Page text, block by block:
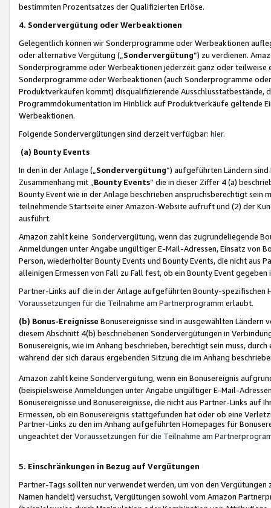
bestimmten Prozentsatzes der Qualifizierten Erlöse.
4. Sondervergütung oder Werbeaktionen
Gelegentlich können wir Sonderprogramme oder Werbeaktionen
oder alternative Vergütung („ Sondervergütung”) zu verdienen.
Sonderprogramme oder Werbeaktionen jederzeit ganz oder
Sonderprogramme oder Werbeaktionen (auch Sonderprogramme
Produktverkäufen kommt) disqualifizierende Ausschlusstatbestände,
Programmdokumentation im Hinblick auf Produktverkäufe geltende
Werbeaktionen.
Folgende Sondervergütungen sind derzeit verfügbar: hier.
(a) Bounty Events
In den in derAnlage („ Sondervergütung“) aufgeführten Ländern
Zusammenhang mit „ Bounty Events“ die in dieser Ziffer 4 (a)
Bounty Event wie in der Anlage beschrieben anspruchsberechtigt sein
teilnehmende Startseite einer Amazon-Website aufruft und (2) der
ausführt.
Amazon zahlt keine Sondervergütung, wenn das zugrundeliegende
Anmeldungen unter Angabe ungültiger E-Mail-Adressen, Einsatz von
Person, wiederholter Bounty Events und Bounty Events, die nicht
alleinigen Ermessen von Fall zu Fall fest, ob ein Bounty Event
Partner-Links auf die in der Anlage aufgeführten Bounty-spezifischen
Voraussetzungen für die Teilnahme am Partnerprogramm erlaubt.
(b) Bonus-Ereignisse Bonusereignisse sind in ausgewählten Ländern
diesem Abschnitt 4(b) beschriebenen Sondervergütungen in
Bonusereignis, wie im Anhang beschrieben, berechtigt sein muss,
während der sich daraus ergebenden Sitzung die im Anhang
Amazon zahlt keine Sondervergütung, wenn ein Bonusereignis
(beispielsweise Anmeldungen unter Angabe ungültiger E-Mail-
Bonusereignisse und Bonusereignisse, die nicht aus Partner-Links auf
Ermessen, ob ein Bonusereignis stattgefunden hat oder ob eine
Partner-Links zu den im Anhang aufgeführten Homepages für
ungeachtet derVoraussetzungen für die Teilnahme am
5. Einschränkungen in Bezug auf Vergütungen
Partner-Tags sollten nur verwendet werden, um von den
Namen handelt) versuchst, Vergütungen sowohl vom Amazon